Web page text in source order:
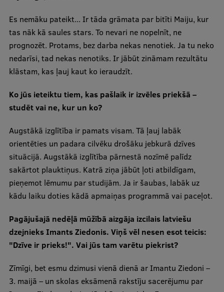
Es nemāku pateikt... Ir tāda grāmata par bitīti Maiju, kur
tas nāk kā saules stars. To nevari ne nopelnīt, ne
prognozēt. Protams, bez darba nekas nenotiek. Ja tu neko
nedarīsi, tad nekas nenotiks. Ir jābūt zināmam rezultātu
klāstam, kas ļauj kaut ko ieraudzīt.
Ko jūs ieteiktu tiem, kas pašlaik ir izvēles priekšā –
studēt vai ne, kur un ko?
Augstākā izglītība ir pamats visam. Tā ļauj labāk
orientēties un padara cilvēku drošāku jebkurā dzīves
situācijā. Augstākā izglītība pārnestā nozīmē palīdz
sakārtot plauktiņus. Katrā ziņa jābūt ļoti atbildīgam,
pieņemot lēmumu par studijām. Ja ir šaubas, labāk uz
kādu laiku doties kādā apmaiņas programmā vai paceļot.
Pagājušajā nedēļā mūžībā aizgāja izcilais latviešu
dzejnieks Imants Ziedonis. Viņš vēl nesen esot teicis:
"Dzīve ir prieks!". Vai jūs tam varētu piekrist?
Zīmīgi, bet esmu dzimusi vienā dienā ar Imantu Ziedoni –
3. maijā – un skolas eksāmenā rakstīju sacerējumu par